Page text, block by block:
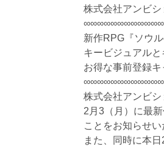
株式会社アンビシ
新作RPG『ソウル
キービジュアルと
お得な事前登録キ
株式会社アンビ
2月3（月）に最
ことをお知らせい
また、同時に本